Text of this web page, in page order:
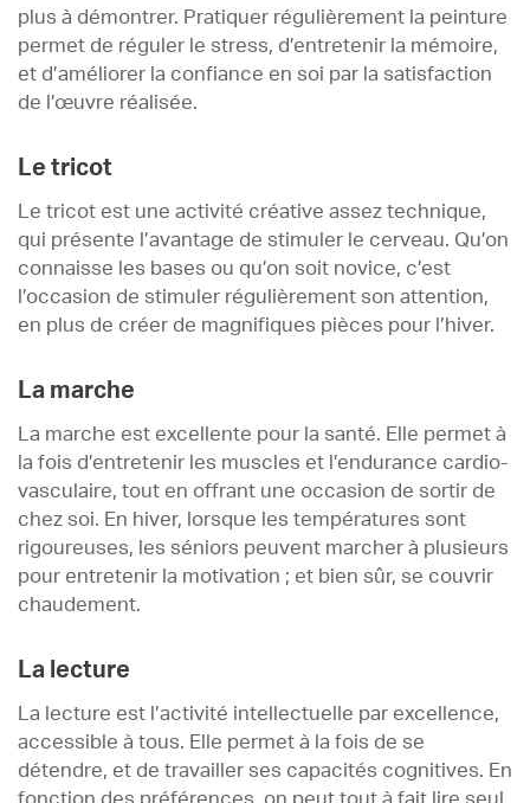
plus à démontrer. Pratiquer régulièrement la peinture
permet de réguler le stress, d’entretenir la mémoire,
et d’améliorer la confiance en soi par la satisfaction
de l’œuvre réalisée.
Le tricot
Le tricot est une activité créative assez technique,
qui présente l’avantage de stimuler le cerveau. Qu’on
connaisse les bases ou qu’on soit novice, c’est
l’occasion de stimuler régulièrement son attention,
en plus de créer de magnifiques pièces pour l’hiver.
La marche
La marche est excellente pour la santé. Elle permet à
la fois d’entretenir les muscles et l’endurance cardio-
vasculaire, tout en offrant une occasion de sortir de
chez soi. En hiver, lorsque les températures sont
rigoureuses, les séniors peuvent marcher à plusieurs
pour entretenir la motivation ; et bien sûr, se couvrir
chaudement.
La lecture
La lecture est l’activité intellectuelle par excellence,
accessible à tous. Elle permet à la fois de se
détendre, et de travailler ses capacités cognitives. En